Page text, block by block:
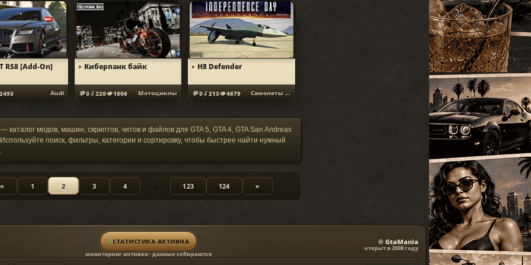
RS8 [Add-On]
2493 Audi
Киберпанк байк
0 220 1606 Мотоциклы
H8 Defender
0 213 4679 Самолеты и верт...
— каталог модов, машин, скриптов, читов и файлов для GTA 5, GTA 4, GTA San Andreas
поиск, фильтры, категории и сортировку, чтобы быстрее найти нужный
« 1 2 3 4 ... 123 124 »
Патч 1.0.3.1 для
СТАТИСТИКА АКТИВНА
мониторинг активен · данные собираются
© GtaMania
открыт в 2008 году